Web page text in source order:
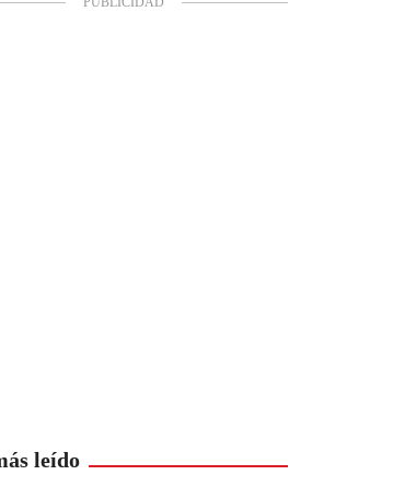
leído